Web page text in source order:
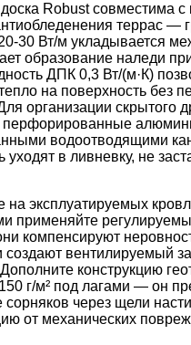
Robust совместима
террас —
30 Вт/м укладывается
образование наледи
ДПК 0,3 Вт/(м·К)
на поверхность без
организации скрытого
перфорированные
водоотводящими
уходят в ливневку, не
на эксплуатируемых
применяйте
компенсируют
создают вентилируемый
конструкцию
г/м² под лагами — он
сорняков через щели
от механических